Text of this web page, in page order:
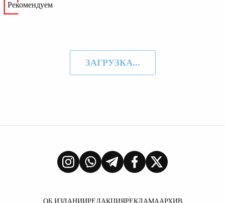
Рекомендуем
ЗАГРУЗКА...
ОБ ИЗДАНИИРЕДАКЦИЯРЕКЛАМААРХИВ